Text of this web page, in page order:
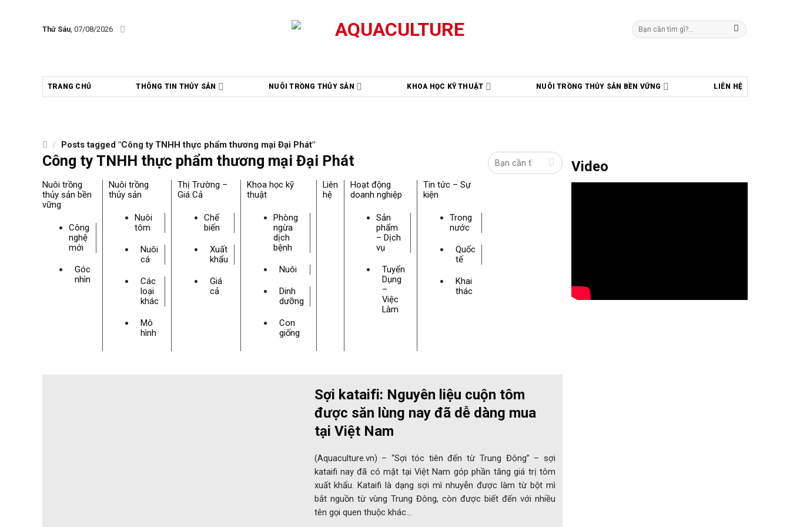
Thứ Sáu, 07/08/2026
Tìm
kiếm:
TRANG CHỦ THÔNG TIN THỦY SẢN NUÔI TRỒNG THỦY SẢN KHOA HỌC KỸ THUẬT NUÔI TRỒNG THỦY SẢN BỀN VỮNG LIÊN HỆ
/ Posts tagged "Công ty TNHH thực phẩm thương mại Đại Phát"
Công ty TNHH thực phẩm thương mại Đại Phát
Nuôi trồng
thủy sản bền
vững
Công
nghệ
mới
Góc
nhìn
Nuôi trồng
thủy sản
Nuôi
tôm
Nuôi
cá
Các
loại
khác
Mô
hình
Thị Trường –
Giá Cả
Chế
biến
Xuất
khẩu
Giá
cả
Khoa học kỹ
thuật
Phòng
ngừa
dịch
bệnh
Nuôi
Dinh
dưỡng
Con
giống
Liên
hệ
Hoạt động
doanh nghiệp
Sản
phẩm
– Dịch
vụ
Tuyển
Dụng
–
Việc
Làm
Tin tức – Sự
kiện
Trong
nước
Quốc
tế
Khai
thác
Sợi kataifi: Nguyên liệu cuộn tôm
được săn lùng nay đã dễ dàng mua
tại Việt Nam
(Aquaculture.vn) – “Sợi tóc tiên đến từ Trung Đông” – sợi
kataifi nay đã có mặt tại Việt Nam góp phần tăng giá trị tôm
xuất khẩu. Kataifi là dạng sợi mì nhuyễn được làm từ bột mì
bắt nguồn từ vùng Trung Đông, còn được biết đến với nhiều
tên gọi quen thuộc khác…
Video